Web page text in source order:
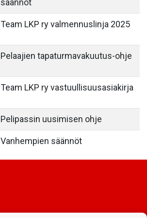
säännöt
Team LKP ry valmennuslinja 2025
Pelaajien tapaturmavakuutus-ohje
Team LKP ry vastuullisuusasiakirja
Pelipassin uusimisen ohje
Vanhempien säännöt